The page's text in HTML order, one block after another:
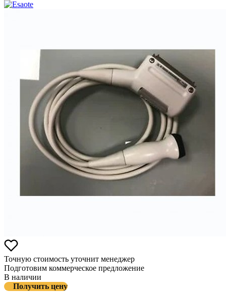
Точную стоимость уточнит менеджер
Подготовим коммерческое предложение
В наличии
Получить цену